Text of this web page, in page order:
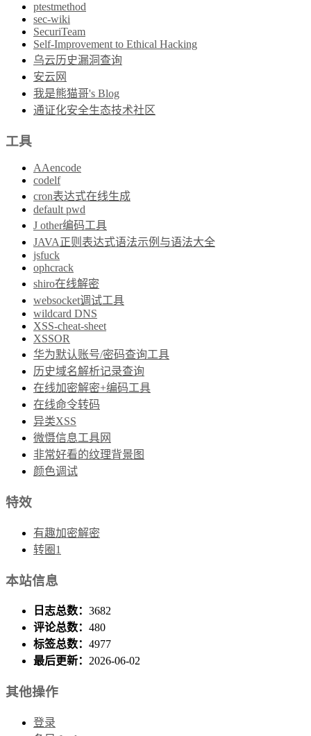
ptestmethod
sec-wiki
SecuriTeam
Self-Improvement to Ethical Hacking
乌云历史漏洞查询
安云网
我是熊猫哥's Blog
通证化安全生态技术社区
工具
AAencode
codelf
cron表达式在线生成
default pwd
J other编码工具
JAVA正则表达式语法示例与语法大全
jsfuck
ophcrack
shiro在线解密
websocket调试工具
wildcard DNS
XSS-cheat-sheet
XSSOR
华为默认账号/密码查询工具
历史域名解析记录查询
在线加密解密+编码工具
在线命令转码
异类XSS
微慑信息工具网
非常好看的纹理背景图
颜色调试
特效
有趣加密解密
转圈1
本站信息
日志总数： 3682
评论总数： 480
标签总数： 4977
最后更新： 2026-06-02
其他操作
登录